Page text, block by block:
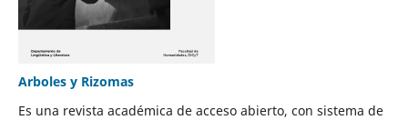
Arboles y Rizomas
Es una revista académica de acceso abierto, con sistema de